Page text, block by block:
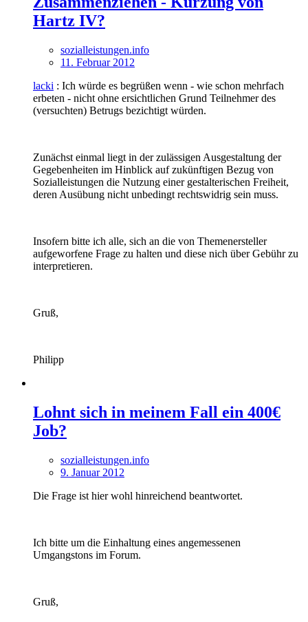
Hartz IV?
sozialleistungen.info
11. Februar 2012
lacki : Ich würde es begrüßen wenn - wie schon mehrfach
erbeten - nicht ohne ersichtlichen Grund Teilnehmer des
(versuchten) Betrugs bezichtigt würden.
Zunächst einmal liegt in der zulässigen Ausgestaltung der
Gegebenheiten im Hinblick auf zukünftigen Bezug von
Sozialleistungen die Nutzung einer gestalterischen Freiheit,
deren Ausübung nicht unbedingt rechtswidrig sein muss.
Insofern bitte ich alle, sich an die von Themenersteller
aufgeworfene Frage zu halten und diese nich über Gebühr zu
interpretieren.
Gruß,
Philipp
Lohnt sich in meinem Fall ein 400€
Job?
sozialleistungen.info
9. Januar 2012
Die Frage ist hier wohl hinreichend beantwortet.
Ich bitte um die Einhaltung eines angemessenen
Umgangstons im Forum.
Gruß,